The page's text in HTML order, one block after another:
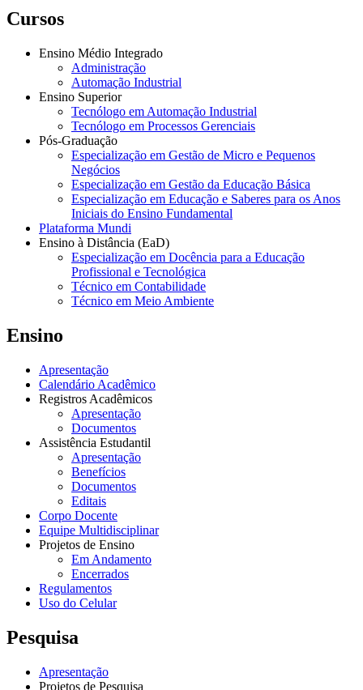
Cursos
Ensino Médio Integrado
Administração
Automação Industrial
Ensino Superior
Tecnólogo em Automação Industrial
Tecnólogo em Processos Gerenciais
Pós-Graduação
Especialização em Gestão de Micro e Pequenos
Negócios
Especialização em Gestão da Educação Básica
Especialização em Educação e Saberes para os Anos
Iniciais do Ensino Fundamental
Plataforma Mundi
Ensino à Distância (EaD)
Especialização em Docência para a Educação
Profissional e Tecnológica
Técnico em Contabilidade
Técnico em Meio Ambiente
Ensino
Apresentação
Calendário Acadêmico
Registros Acadêmicos
Apresentação
Documentos
Assistência Estudantil
Apresentação
Benefícios
Documentos
Editais
Corpo Docente
Equipe Multidisciplinar
Projetos de Ensino
Em Andamento
Encerrados
Regulamentos
Uso do Celular
Pesquisa
Apresentação
Projetos de Pesquisa